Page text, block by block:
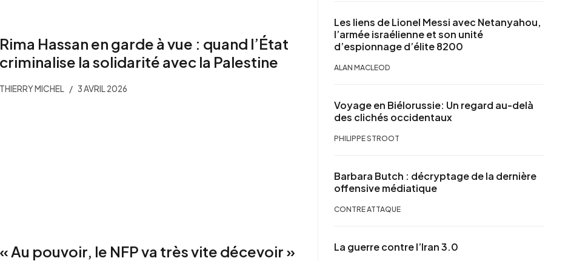
Rima Hassan en garde à vue : quand l’État
criminalise la solidarité avec la Palestine
THIERRY MICHEL 3 AVRIL 2026
« Au pouvoir, le NFP va très vite décevoir »
Les liens de Lionel Messi avec Netanyahou,
l’armée israélienne et son unité
d’espionnage d’élite 8200
ALAN MACLEOD
Voyage en Biélorussie: Un regard au-delà
des clichés occidentaux
PHILIPPE STROOT
Barbara Butch : décryptage de la dernière
offensive médiatique
CONTRE ATTAQUE
La guerre contre l’Iran 3.0